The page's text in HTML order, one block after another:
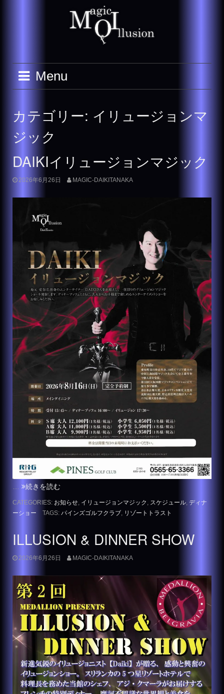
Menu
カテゴリー: イリュージョンマ
ジック
DAIKIイリュージョンマジック
2026年6月26日 MAGIC-DAIKITANAKA
… 続きを読む
CATEGORIES: お知らせ, イリュージョンマジック , スケジュール, ディナ
ーショー
TAGS: パインズゴルフクラブ, リゾートトラスト
ILLUSION & DINNER SHOW
2026年6月26日 MAGIC-DAIKITANAKA